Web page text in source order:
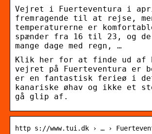
Vejret i Fuerteventura i
fremragende til at rejse,
temperaturerne er
spænder fra 16 til 23, og
mange dage med regn, …
Klik her for at finde ud af
vejret på Fuerteventura er
er en fantastisk ferieø i
kanariske øhav og ikke et
gå glip af.
http s://www.tui.dk › … ›